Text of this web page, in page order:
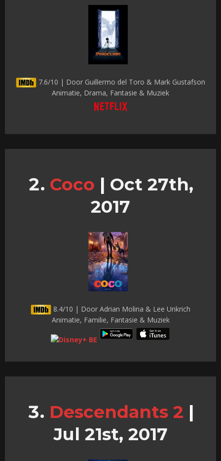
7.6/10 | Door Guillermo del Toro & Mark Gustafson
Animatie, Drama, Fantasie & Muziek
Coco | Oct 27th,
2017
8.4/10 | Door Adrian Molina & Lee Unkrich
Animatie, Familie, Fantasie & Muziek
Descendants 2 |
Jul 21st, 2017